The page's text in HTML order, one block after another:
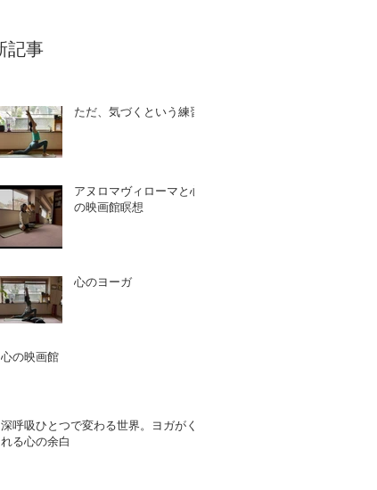
記事
ただ、気づくという練習
アヌロマヴィローマと心
の映画館瞑想
心のヨーガ
心の映画館
深呼吸ひとつで変わる世界。ヨガがく
れる心の余白